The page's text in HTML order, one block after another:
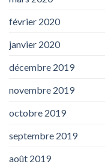
février 2020
janvier 2020
décembre 2019
novembre 2019
octobre 2019
septembre 2019
août 2019